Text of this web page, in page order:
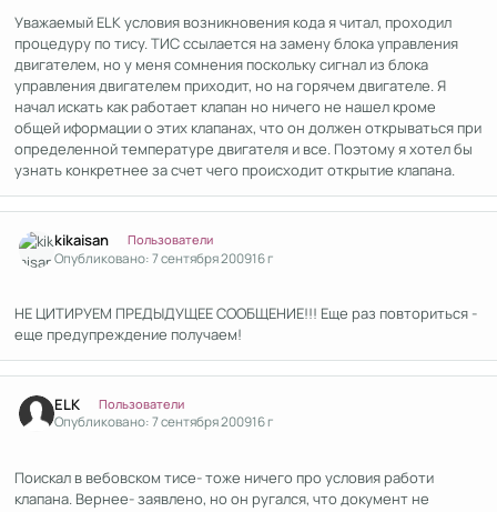
Уважаемый ELK условия возникновения кода я читал, проходил
процедуру по тису. ТИС ссылается на замену блока управления
двигателем, но у меня сомнения поскольку сигнал из блока
управления двигателем приходит, но на горячем двигателе. Я
начал искать как работает клапан но ничего не нашел кроме
общей иформации о этих клапанах, что он должен открываться при
определенной температуре двигателя и все. Поэтому я хотел бы
узнать конкретнее за счет чего происходит открытие клапана.
kikaisan Пользователи
Опубликовано:7 сентября 200916 г
НЕ ЦИТИРУЕМ ПРЕДЫДУЩЕЕ СООБЩЕНИЕ!!! Еще раз повториться -
еще предупреждение получаем!
ELK Пользователи
Опубликовано:7 сентября 200916 г
Поискал в вебовском тисе- тоже ничего про условия работи
клапана. Вернее- заявлено, но он ругался, что документ не